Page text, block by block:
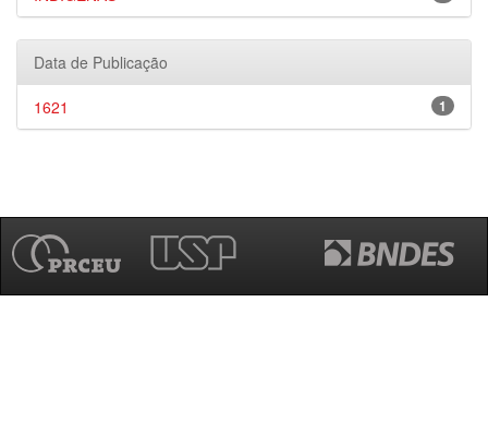
Data de Publicação
1
1621